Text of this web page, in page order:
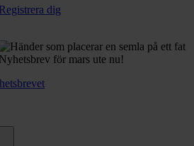
Registrera dig
Nyhetsbrev för mars ute nu!